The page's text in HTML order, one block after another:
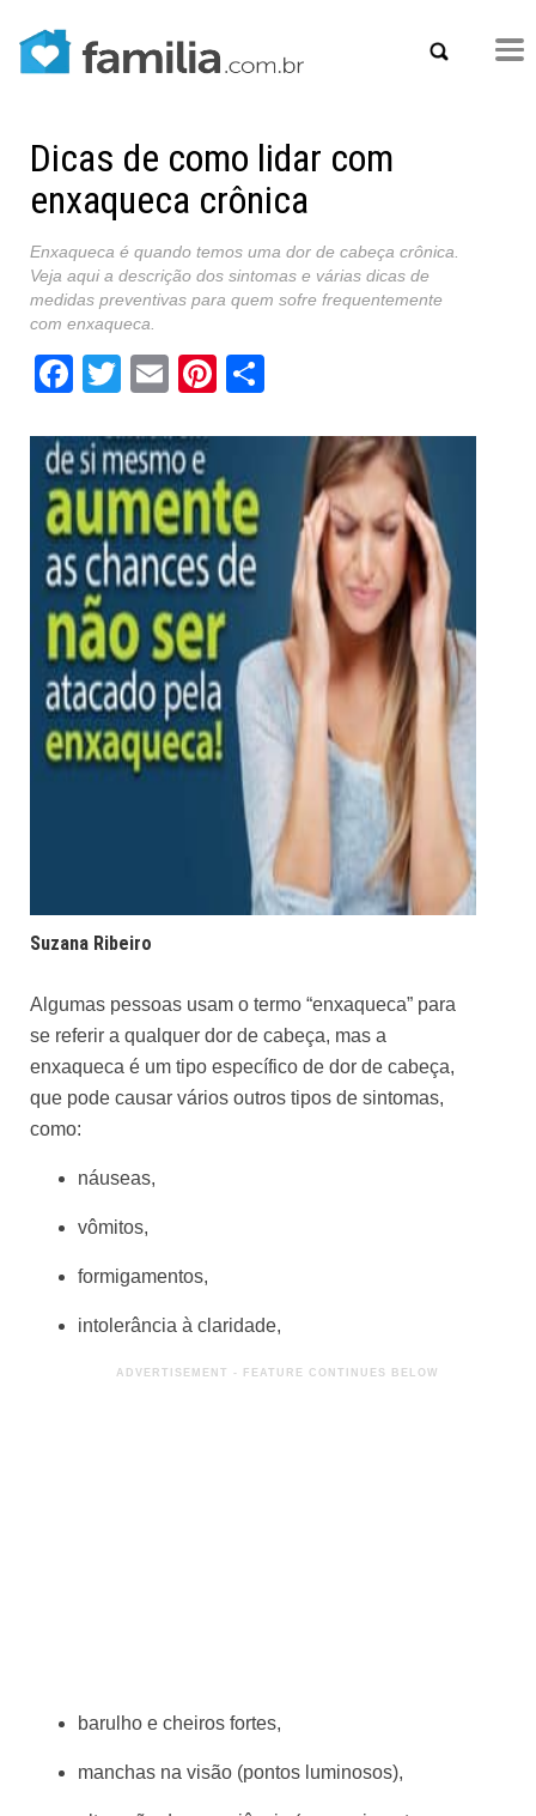
Dicas de como lidar com
enxaqueca crônica
Enxaqueca é quando temos uma dor de cabeça crônica.
Veja aqui a descrição dos sintomas e várias dicas de
medidas preventivas para quem sofre frequentemente
com enxaqueca.
Facebook
Twitter
EmailPinterest
Suzana Ribeiro
Algumas pessoas usam o termo “enxaqueca” para
se referir a qualquer dor de cabeça, mas a
enxaqueca é um tipo específico de dor de cabeça,
que pode causar vários outros tipos de sintomas,
como:
náuseas,
vômitos,
formigamentos,
intolerância à claridade,
barulho e cheiros fortes,
manchas na visão (pontos luminosos),